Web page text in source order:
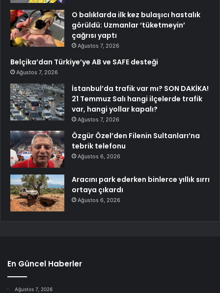
O balıklarda ilk kez bulaşıcı hastalık
görüldü: Uzmanlar ‘tüketmeyin’
çağrısı yaptı
Ağustos 7, 2026
Belçika’dan Türkiye’ye AB ve SAFE desteği
Ağustos 7, 2026
İstanbul’da trafik var mı? SON DAKİKA!
21 Temmuz Salı hangi ilçelerde trafik
var, hangi yollar kapalı?
Ağustos 7, 2026
Özgür Özel’den Filenin Sultanları’na
tebrik telefonu
Ağustos 6, 2026
Aracını park ederken binlerce yıllık sırrı
ortaya çıkardı
Ağustos 6, 2026
En Güncel Haberler
Ağustos 7, 2026